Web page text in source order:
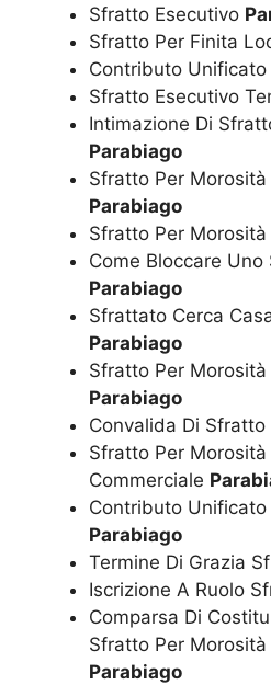
Sfratto Esecutivo
Sfratto Per Finita
Contributo
Sfratto Esecutivo
Intimazione Di
Parabiago
Sfratto Per
Parabiago
Sfratto Per Morosità
Come Bloccare
Parabiago
Sfrattato Cerca
Parabiago
Sfratto Per
Parabiago
Convalida Di Sfratto
Sfratto Per
Commerciale
Contributo
Parabiago
Termine Di Grazia
Iscrizione A Ruolo
Comparsa Di
Sfratto Per Morosità
Parabiago